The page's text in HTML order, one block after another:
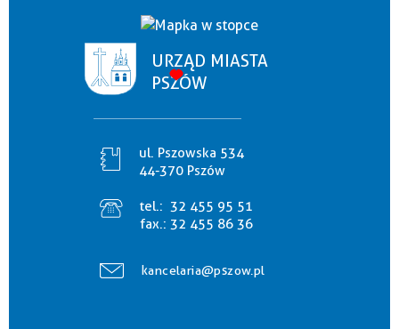
URZĄD MIASTA
PSZÓW
ul. Pszowska 534
44-370 Pszów
tel.: 32 455 95 51
fax.: 32 455 86 36
kancelaria@pszow.pl